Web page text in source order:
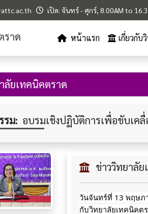
เปิด: จันทร์ - ศุกร์, 8.00AM to
ราด หน้าแรก เกี่ยวกับ
ลัยเทคนิคตราด
รม: อบรมเชิงปฏิบัติการเพื่อขับเค
ข่าววิทยาลั
วันจันทร์ที่ 13 พฤษภ
กับวิทยาลัยเทคนิคต